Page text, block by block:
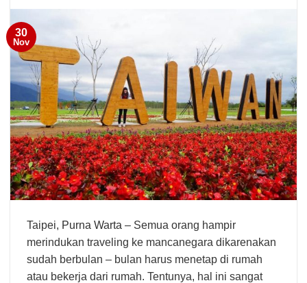
30
Nov
Taipei, Purna Warta – Semua orang hampir
merindukan traveling ke mancanegara dikarenakan
sudah berbulan – bulan harus menetap di rumah
atau bekerja dari rumah. Tentunya, hal ini sangat